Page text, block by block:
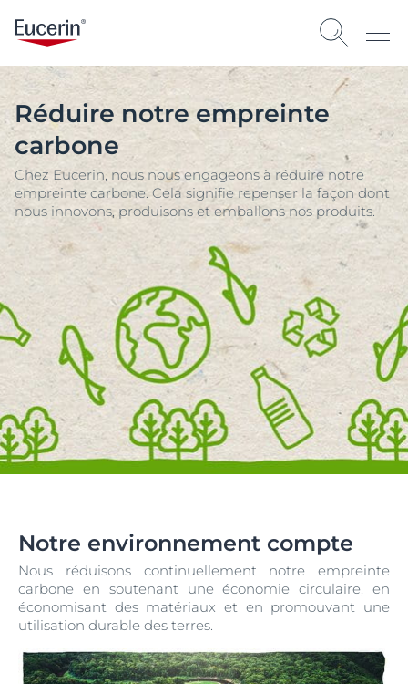
Réduire notre empreinte
carbone
Chez Eucerin, nous nous engageons à réduire notre
empreinte carbone. Cela signifie repenser la façon dont
nous innovons, produisons et emballons nos produits.
Notre environnement compte
Nous réduisons continuellement notre empreinte
carbone en soutenant une économie circulaire, en
économisant des matériaux et en promouvant une
utilisation durable des terres.